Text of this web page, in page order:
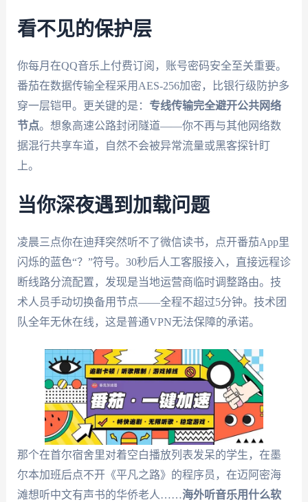
看不见的保护层
你每月在QQ音乐上付费订阅，账号密码安全至关重要。
番茄在数据传输全程采用AES-256加密，比银行级防护多
穿一层铠甲。更关键的是： 专线传输完全避开公共网络
节点。想象高速公路封闭隧道——你不再与其他网络数
据混行共享车道，自然不会被异常流量或黑客探针盯
上。
当你深夜遇到加载问题
凌晨三点你在迪拜突然听不了微信读书，点开番茄App里
闪烁的蓝色“？”符号。30秒后人工客服接入，直接远程诊
断线路分流配置，发现是当地运营商临时调整路由。技
术人员手动切换备用节点——全程不超过5分钟。技术团
队全年无休在线，这是普通VPN无法保障的承诺。
那个在首尔宿舍里对着空白播放列表发呆的学生，在墨
尔本加班后点不开《平凡之路》的程序员，在迈阿密海
滩想听中文有声书的华侨老人……海外听音乐用什么软